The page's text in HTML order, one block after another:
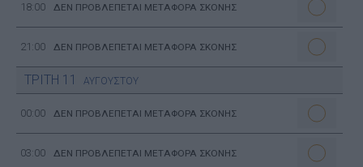
18:00 ΔΕΝ ΠΡΟΒΛΕΠΕΤΑΙ ΜΕΤΑΦΟΡΑ ΣΚΟΝΗΣ
21:00 ΔΕΝ ΠΡΟΒΛΕΠΕΤΑΙ ΜΕΤΑΦΟΡΑ ΣΚΟΝΗΣ
ΤΡΙΤΗ 11 ΑΥΓΟΥΣΤΟΥ
00:00 ΔΕΝ ΠΡΟΒΛΕΠΕΤΑΙ ΜΕΤΑΦΟΡΑ ΣΚΟΝΗΣ
03:00 ΔΕΝ ΠΡΟΒΛΕΠΕΤΑΙ ΜΕΤΑΦΟΡΑ ΣΚΟΝΗΣ